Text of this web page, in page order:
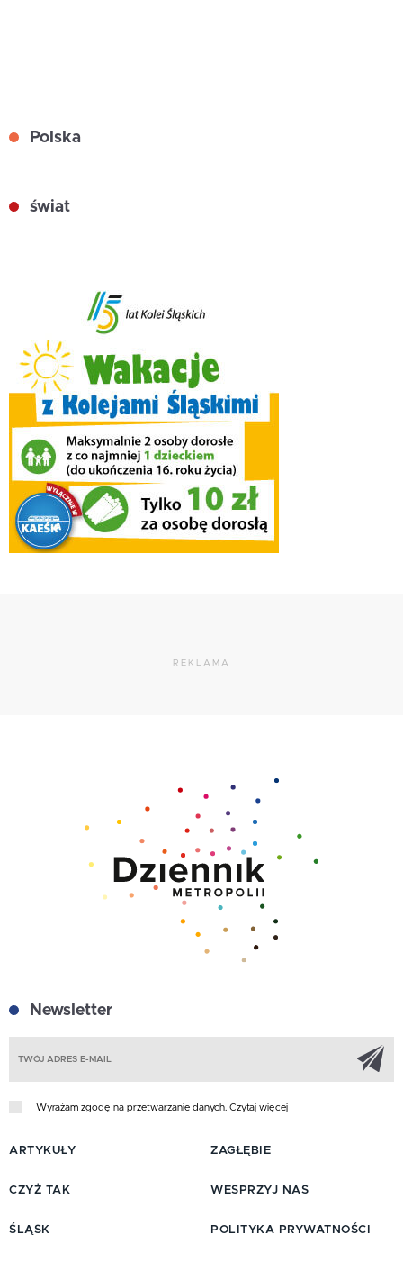
Polska
świat
REKLAMA
Newsletter
Wyrażam zgodę na przetwarzanie danych. Czytaj więcej
ARTYKUŁY
CZYŻ TAK
ŚLĄSK
ZAGŁĘBIE
WESPRZYJ NAS
POLITYKA PRYWATNOŚCI